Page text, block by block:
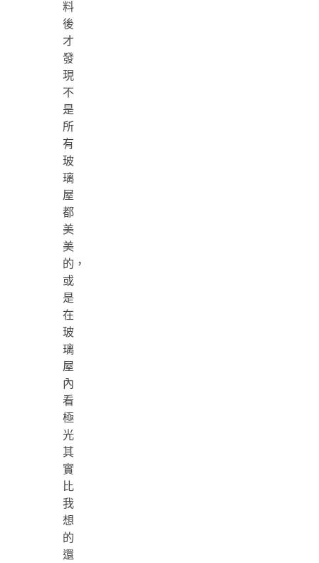
料
後
才
發
現
不
是
所
有
玻
璃
屋
都
美
美
的，
或
是
在
玻
璃
屋
內
看
極
光
其
實
比
我
想
的
還